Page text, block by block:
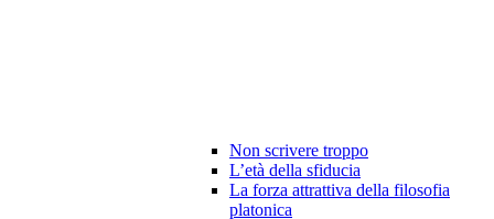
Non scrivere troppo
L’età della sfiducia
La forza attrattiva della filosofia
platonica